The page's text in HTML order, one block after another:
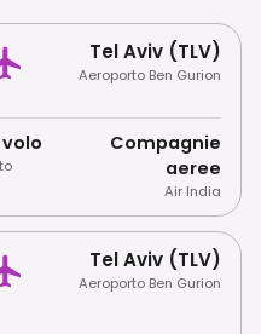
Tel Aviv (TLV)
Aeroporto Ben Gurion
volo
Compagnie
aeree
Air India
Tel Aviv (TLV)
Aeroporto Ben Gurion